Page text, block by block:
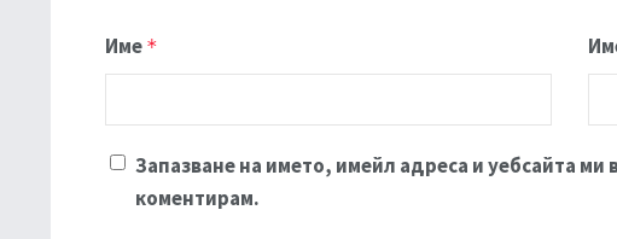
Име *
Запазване на името, имейл адреса и уебсайта ми
коментирам.